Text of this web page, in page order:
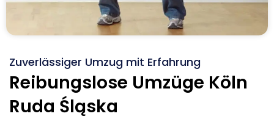
Zuverlässiger Umzug mit Erfahrung
Reibungslose Umzüge Köln
Ruda Śląska